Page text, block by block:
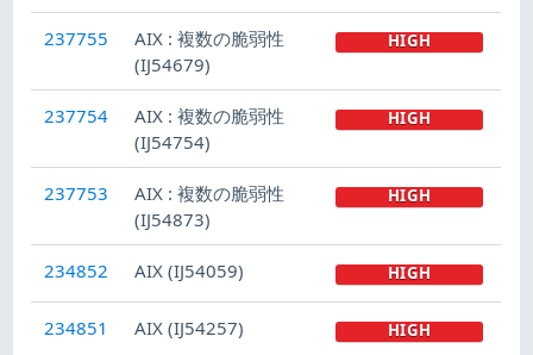
237755
AIX : 複数の脆弱性
(IJ54679)
HIGH
237754
AIX : 複数の脆弱性
(IJ54754)
HIGH
237753
AIX : 複数の脆弱性
(IJ54873)
HIGH
234852 AIX (IJ54059) HIGH
234851 AIX (IJ54257) HIGH